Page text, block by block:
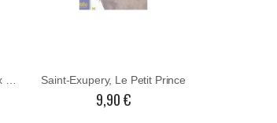
Saint-Exupery, Le Petit Prince
9,90 €